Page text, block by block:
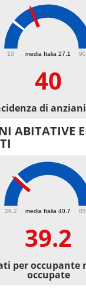
media Italia 27.1
10
40
di
ABITATIVE
media Italia 40.7
26.2
39.2
per occupante
occupate